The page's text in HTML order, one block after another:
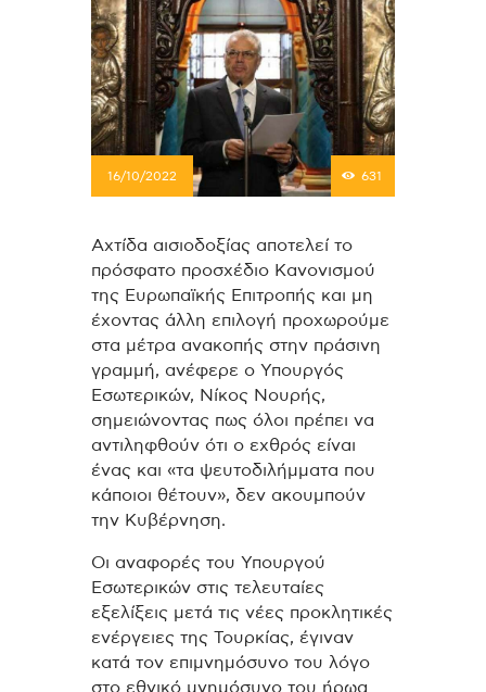
16/10/2022 631
Αχτίδα αισιοδοξίας αποτελεί το
πρόσφατο προσχέδιο Κανονισμού
της Ευρωπαϊκής Επιτροπής και μη
έχοντας άλλη επιλογή προχωρούμε
στα μέτρα ανακοπής στην πράσινη
γραμμή, ανέφερε ο Υπουργός
Εσωτερικών, Νίκος Νουρής,
σημειώνοντας πως όλοι πρέπει να
αντιληφθούν ότι ο εχθρός είναι
ένας και «τα ψευτοδιλήμματα που
κάποιοι θέτουν», δεν ακουμπούν
την Κυβέρνηση.
Οι αναφορές του Υπουργού
Εσωτερικών στις τελευταίες
εξελίξεις μετά τις νέες προκλητικές
ενέργειες της Τουρκίας, έγιναν
κατά τον επιμνημόσυνο του λόγο
στο εθνικό μνημόσυνο του ήρωα